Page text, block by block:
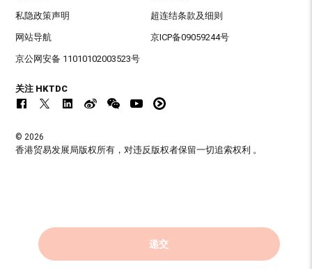
递交
私隐政策声明 超连结条款及细则
网站导航 京ICP备09059244号
京公网安备 11010102003523号
关注 HKTDC
© 2026
香港贸易发展局版权所有，对违反版权者保留一切追索权利 。